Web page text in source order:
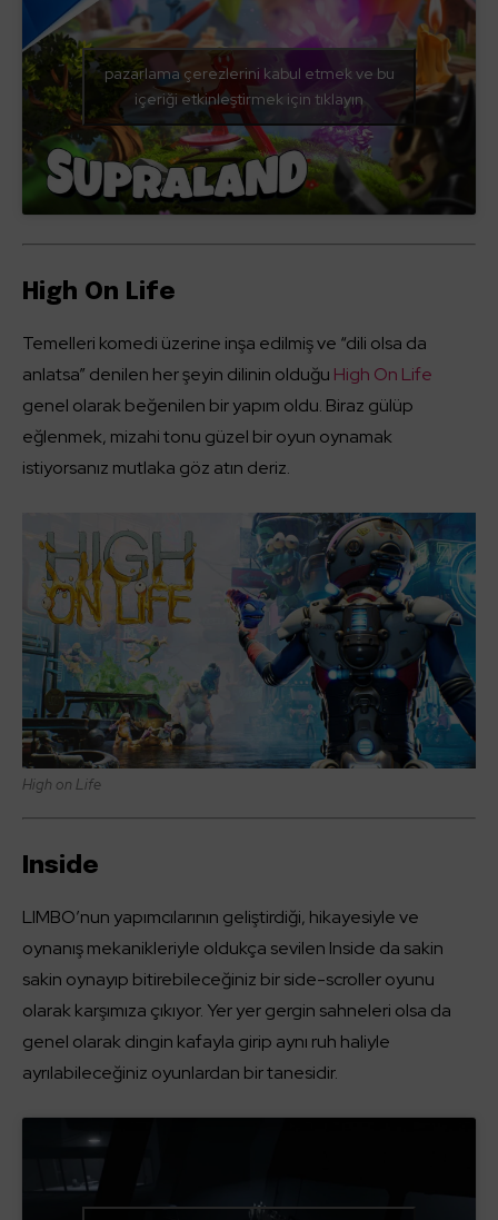
pazarlama çerezlerini kabul etmek ve bu
içeriği etkinleştirmek için tıklayın
High On Life
Temelleri komedi üzerine inşa edilmiş ve “dili olsa da
anlatsa” denilen her şeyin dilinin olduğu High On Life
genel olarak beğenilen bir yapım oldu. Biraz gülüp
eğlenmek, mizahi tonu güzel bir oyun oynamak
istiyorsanız mutlaka göz atın deriz.
High on Life
Inside
LIMBO’nun yapımcılarının geliştirdiği, hikayesiyle ve
oynanış mekanikleriyle oldukça sevilen Inside da sakin
sakin oynayıp bitirebileceğiniz bir side-scroller oyunu
olarak karşımıza çıkıyor. Yer yer gergin sahneleri olsa da
genel olarak dingin kafayla girip aynı ruh haliyle
ayrılabileceğiniz oyunlardan bir tanesidir.